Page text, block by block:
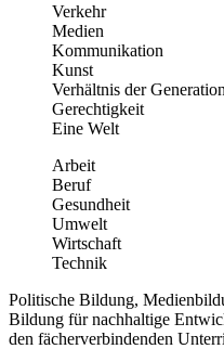
Verkehr
Medien
Kommunikation
Kunst
Verhältnis der
Gerechtigkeit
Eine Welt
Arbeit
Beruf
Gesundheit
Umwelt
Wirtschaft
Technik
Politische Bildung,
Bildung für nachhaltige
den fächerverbindenden